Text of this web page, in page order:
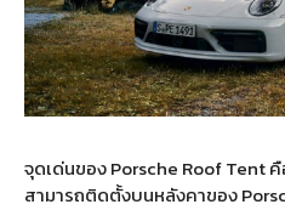
จุดเด่นของ Porsche Roof Tent
สามารถติดตั้งบนหลังคาของ